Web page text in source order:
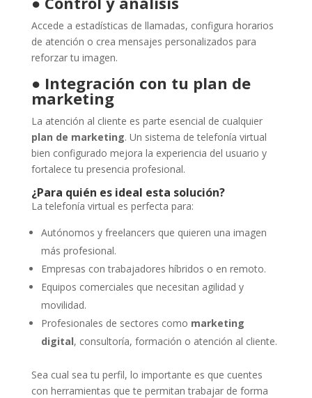
Accede a estadísticas de llamadas, configura horarios
de atención o crea mensajes personalizados para
reforzar tu imagen.
● Integración con tu plan de
marketing
La atención al cliente es parte esencial de cualquier
plan de marketing. Un sistema de telefonía virtual
bien configurado mejora la experiencia del usuario y
fortalece tu presencia profesional.
¿Para quién es ideal esta solución?
La telefonía virtual es perfecta para:
Autónomos y freelancers que quieren una imagen
más profesional.
Empresas con trabajadores híbridos o en remoto.
Equipos comerciales que necesitan agilidad y
movilidad.
Profesionales de sectores como marketing
digital, consultoría, formación o atención al cliente.
Sea cual sea tu perfil, lo importante es que cuentes
con herramientas que te permitan trabajar de forma